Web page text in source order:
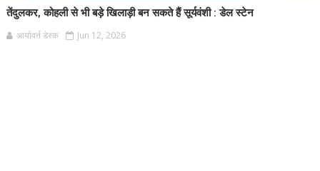
तेंदुलकर, कोहली से भी बड़े खिलाड़ी बन सकते हैं सूर्यवंशी : डेल स्टेन
आर्यावर्त डेस्क Jun 12, 2026